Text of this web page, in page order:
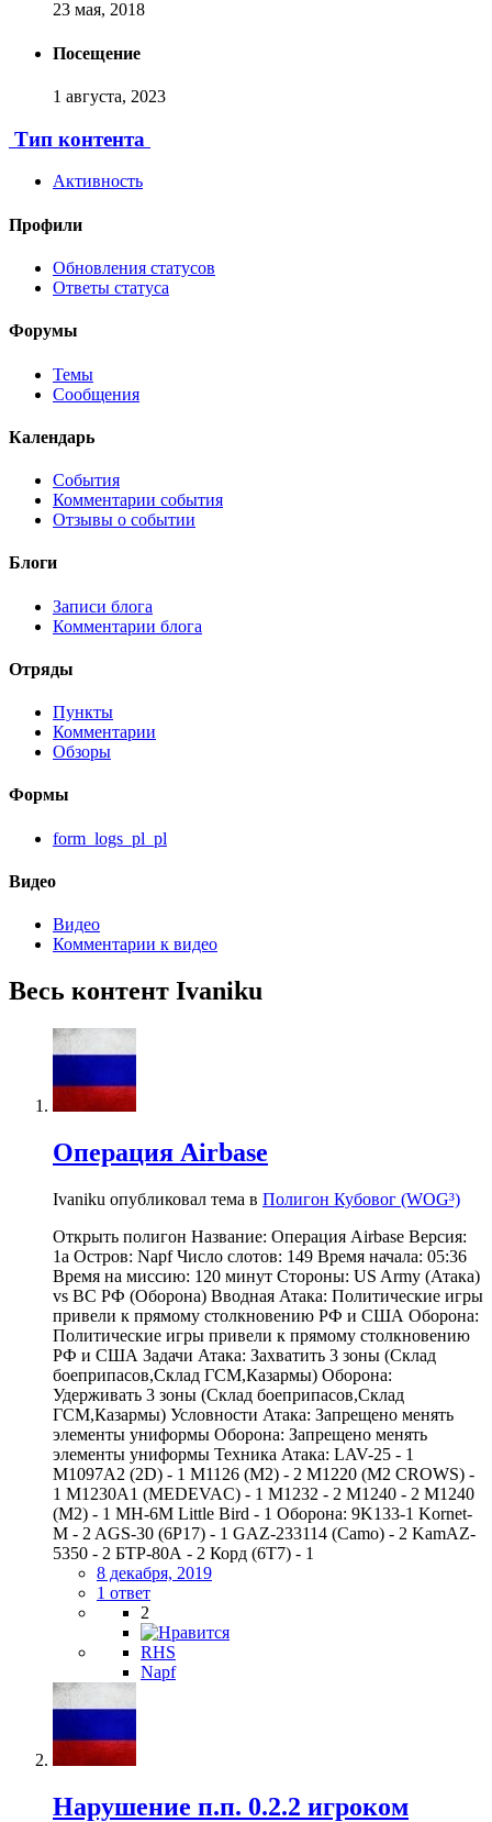
23 мая, 2018
Посещение
1 августа, 2023
Тип контента
Активность
Профили
Обновления статусов
Ответы статуса
Форумы
Темы
Сообщения
Календарь
События
Комментарии события
Отзывы о событии
Блоги
Записи блога
Комментарии блога
Отряды
Пункты
Комментарии
Обзоры
Формы
form_logs_pl_pl
Видео
Видео
Комментарии к видео
Весь контент Ivaniku
Операция Airbase
Ivaniku опубликовал тема в Полигон Кубовог (WOG³)
Открыть полигон Название: Операция Airbase Версия:
1a Остров: Napf Число слотов: 149 Время начала: 05:36
Время на миссию: 120 минут Стороны: US Army (Атака)
vs ВС РФ (Оборона) Вводная Атака: Политические игры
привели к прямому столкновению РФ и США Оборона:
Политические игры привели к прямому столкновению
РФ и США Задачи Атака: Захватить 3 зоны (Склад
боеприпасов,Склад ГСМ,Казармы) Оборона:
Удерживать 3 зоны (Склад боеприпасов,Склад
ГСМ,Казармы) Условности Атака: Запрещено менять
элементы униформы Оборона: Запрещено менять
элементы униформы Техника Атака: LAV-25 - 1
M1097A2 (2D) - 1 M1126 (M2) - 2 M1220 (M2 CROWS) -
1 M1230A1 (MEDEVAC) - 1 M1232 - 2 M1240 - 2 M1240
(M2) - 1 MH-6M Little Bird - 1 Оборона: 9K133-1 Kornet-
M - 2 AGS-30 (6P17) - 1 GAZ-233114 (Camo) - 2 KamAZ-
5350 - 2 БТР-80А - 2 Корд (6Т7) - 1
8 декабря, 2019
1 ответ
2
RHS
Napf
Нарушение п.п. 0.2.2 игроком